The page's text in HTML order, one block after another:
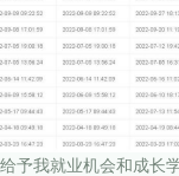
予我就业机会和成长